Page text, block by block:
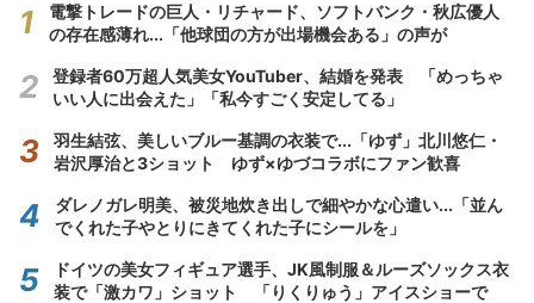
電撃トレードの巨人・リチャード、ソフトバンク・秋広優人
の存在感薄れ...「他球団の方が出場機会ある」の声が
登録者60万超人気美女YouTuber、結婚を発表 「めっちゃ
いい人に出会えた」「私今すごく安定してる」
羽生結弦、美しいブルー基調の衣装で...「ゆず」北川悠仁・
岩沢厚治と3ショット ゆず×ゆづコラボにファン歓喜
ダレノガレ明美、被災地炊き出しで細やかな心遣い...「並ん
でくれた子やとりにきてくれた子にシールを」
ドイツの美女フィギュア選手、JK風制服＆ルーズソックス衣
装で「激カワ」ショット 「りくりゅう」アイスショーで